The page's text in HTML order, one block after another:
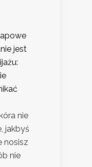
jest
nie
jakbyś
nosisz
nie